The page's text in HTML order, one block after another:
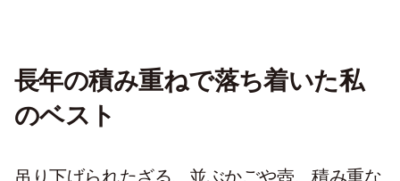
長年の積み重ねで落ち着いた私
のベスト
吊り下げられたざる、並ぶかごや壺、積み重な